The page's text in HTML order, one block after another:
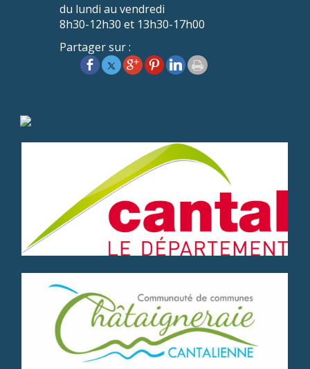
du lundi au vendredi
8h30-12h30 et 13h30-17h00
Partager sur :